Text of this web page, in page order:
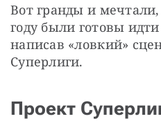
Вот гранды и мечтали,
году были готовы
написав «ловкий»
Суперлиги.
Проект